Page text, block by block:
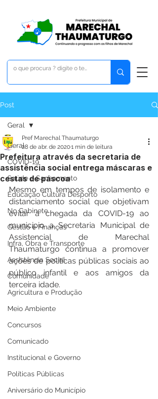
Post
Geral
COVID-19
Saúde e Saneamento
Educação Cultura Desporto
No Gabinete
Gestão e Finanças
Infra, Obra e Transporte
Assistência Social
Comunidade
Agricultura e Produção
Meio Ambiente
Concursos
Comunicado
Institucional e Governo
Políticas Públicas
Aniversário do Município
Geral
Prefeitura através da secretaria de
assistência social entrega máscaras e
cestas de páscoa
Pref Marechal Thaumaturgo
28 de abr. de 20201 min de leitura
Mesmo em tempos de isolamento e
distanciamento social que objetivam
evitar a chegada da COVID-19 ao
município a Secretaria Municipal de
Assistencial de Marechal
Thaumaturgo continua a promover
ações de políticas públicas sociais ao
público infantil e aos amigos da
terceira idade.